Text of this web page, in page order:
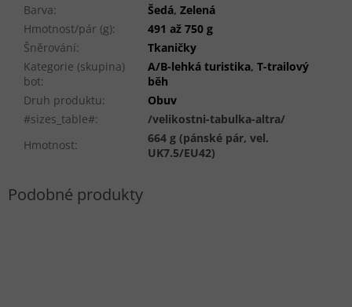
Barva: Šedá, Zelená
Hmotnost/pár (g):
491 až 750 g
Šněrování:
Tkaničky
Kategorie (skupina)
bot:
A/B-lehká turistika, T-trailový
běh
Druh produktu:
Obuv
#sizes_table#:
/velikostni-tabulka-altra/
Hmotnost:
664 g (pánské pár, vel.
UK7.5/EU42)